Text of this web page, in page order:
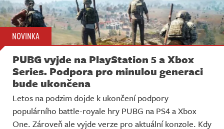
NOVINKA
PUBG vyjde na PlayStation 5 a Xbox
Series. Podpora pro minulou generaci
bude ukončena
Letos na podzim dojde k ukončení podpory
populárního battle-royale hry PUBG na PS4 a Xbox
One. Zároveň ale vyjde verze pro aktuální konzole. Kdy